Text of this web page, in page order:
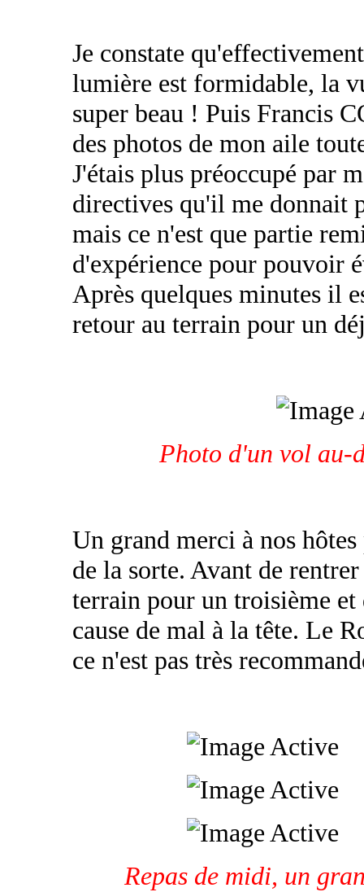
Je constate
lumière est formidable, la
super beau ! Puis Francis
des photos de mon aile
J'étais plus préoccupé par
directives qu'il me donnait
mais ce n'est que partie
d'expérience pour pouvoir
Après quelques minutes il
retour au terrain pour un
Photo d'un vol au-
Un grand merci à nos
de la sorte. Avant de
terrain pour un troisième
cause de mal à la tête. Le
ce n'est pas très
Repas de midi, un